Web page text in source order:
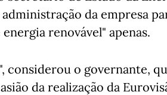
da empresa
renovável" apenas.
considerou o governante,
da realização da